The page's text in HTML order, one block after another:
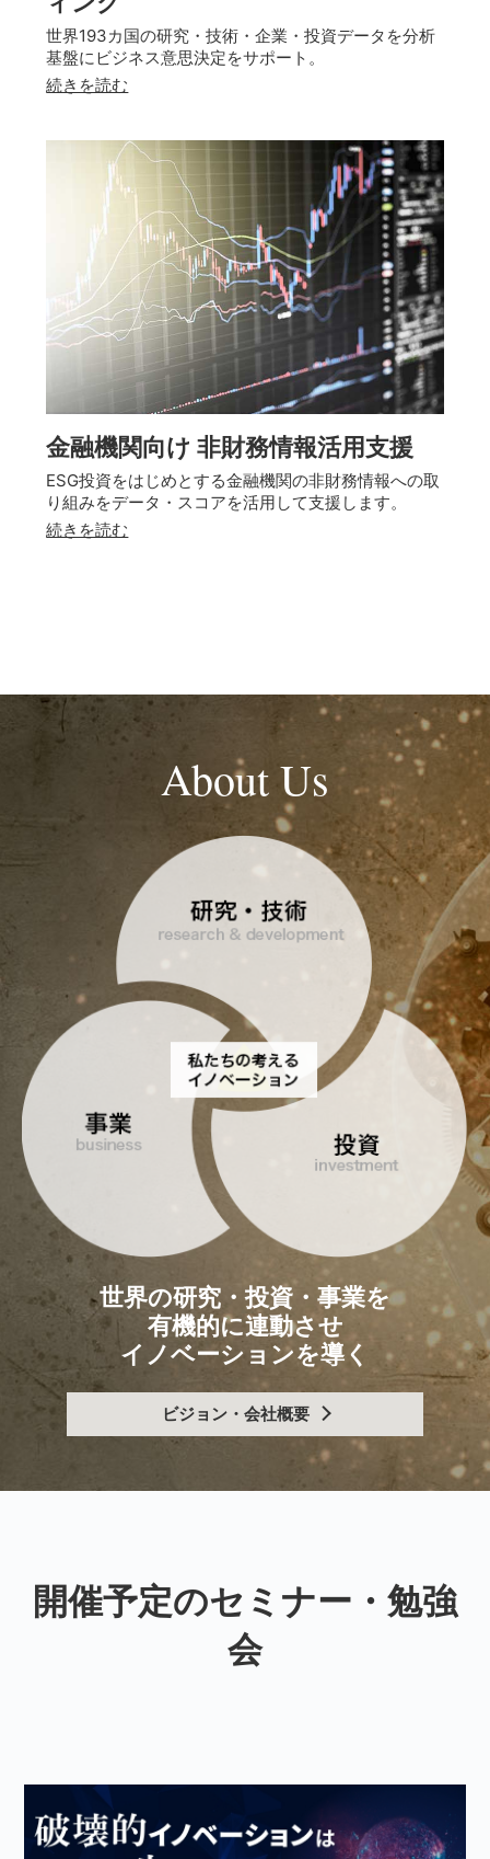
世界193カ国の研究・技術・企業・投資データを分析
基盤にビジネス意思決定をサポート。
続きを読む
金融機関向け 非財務情報活用支援
ESG投資をはじめとする金融機関の非財務情報への取
り組みをデータ・スコアを活用して支援します。
続きを読む
About Us
世界の研究・投資・事業を
有機的に連動させ
イノベーションを導く
ビジョン・会社概要
開催予定のセミナー・勉強
会